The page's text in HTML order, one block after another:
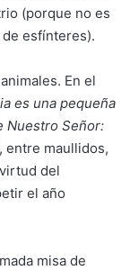
(porque no es
esfínteres).
En el
es una pequeña
Nuestro Señor:
entre maullidos,
del
el año
misa de